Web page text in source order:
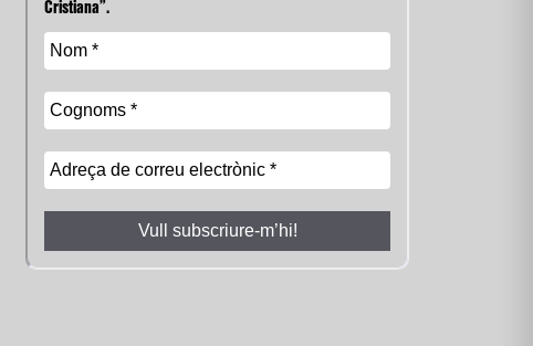
Cristiana”.